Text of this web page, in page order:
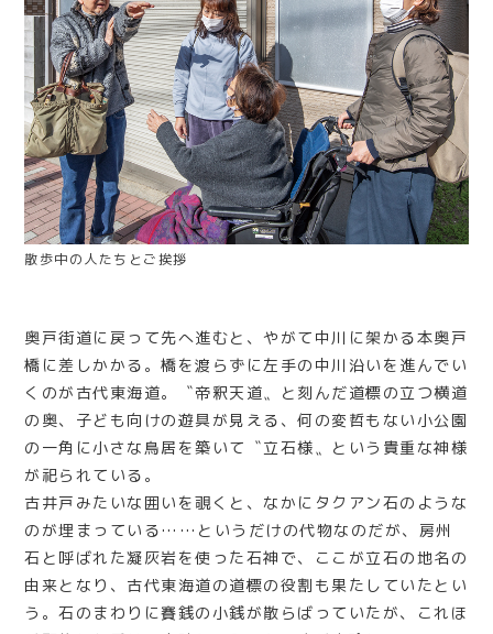
散歩中の人たちとご挨拶
奥戸街道に戻って先へ進むと、やがて中川に架かる本奥戸
橋に差しかかる。橋を渡らずに左手の中川沿いを進んでい
くのが古代東海道。〝帝釈天道〟と刻んだ道標の立つ横道
の奥、子ども向けの遊具が見える、何の変哲もない小公園
の一角に小さな鳥居を築いて〝立石様〟という貴重な神様
が祀られている。
古井戸みたいな囲いを覗くと、なかにタクアン石のような
のが埋まっている……というだけの代物なのだが、房州
石と呼ばれた凝灰岩を使った石神で、ここが立石の地名の
由来となり、古代東海道の道標の役割も果たしていたとい
う。石のまわりに賽銭の小銭が散らばっていたが、これほ